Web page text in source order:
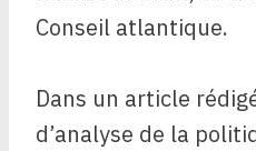
Conseil atlantique.
Dans un article
d’analyse de la